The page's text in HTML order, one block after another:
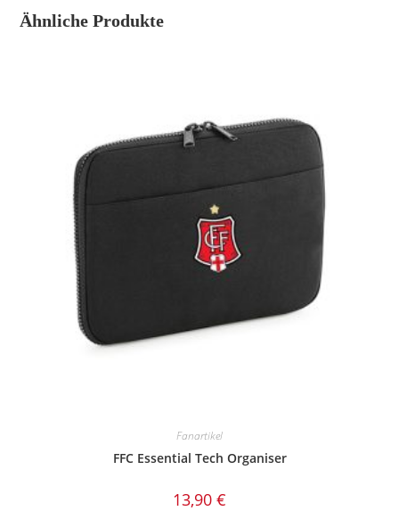
Ähnliche Produkte
Fanartikel
FFC Essential Tech Organiser
13,90 €